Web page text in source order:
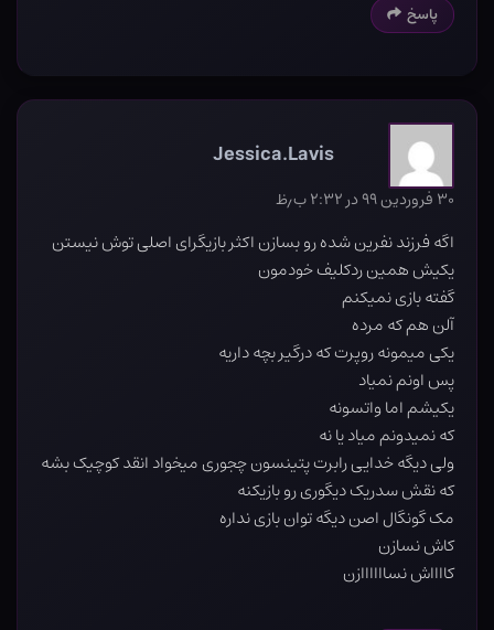
پاسخ
Jessica.Lavis
۳۰ فروردین ۹۹ در ۲:۳۲ ب٫ظ
اگه فرزند نفرین شده رو بسازن اکثر بازیگرای اصلی توش نیستن
یکیش همین ردکلیف خودمون
گفته بازی نمیکنم
آلن هم که مرده
یکی میمونه روپرت که درگیر بچه داریه
پس اونم نمیاد
یکیشم اما واتسونه
که نمیدونم میاد یا نه
ولی دیگه خدایی رابرت پتینسون چجوری میخواد انقد کوچیک بشه
که نقش سدریک دیگوری رو بازیکنه
مک گونگال اصن دیگه توان بازی نداره
کاش نسازن
کااااش نساااااازن